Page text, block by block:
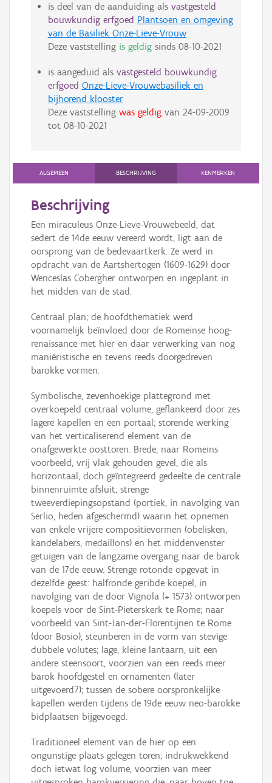
is deel van de aanduiding als vastgesteld
bouwkundig erfgoed Plantsoen en omgeving
van de Basiliek Onze-Lieve-Vrouw
Deze vaststelling is geldigsinds 08-10-2021
is aangeduid als vastgesteld bouwkundig
erfgoed Onze-Lieve-Vrouwebasiliek en
bijhorend klooster
Deze vaststelling was geldigvan 24-09-2009
tot 08-10-2021
ALGEMEEN BESCHRIJVING KENMERKEN
Beschrijving
Een miraculeus Onze-Lieve-Vrouwebeeld, dat
sedert de 14de eeuw vereerd wordt, ligt aan de
oorsprong van de bedevaartkerk. Ze werd in
opdracht van de Aartshertogen (1609-1629) door
Wenceslas Cobergher ontworpen en ingeplant in
het midden van de stad.
Centraal plan; de hoofdthematiek werd
voornamelijk beïnvloed door de Romeinse hoog-
renaissance met hier en daar verwerking van nog
maniëristische en tevens reeds doorgedreven
barokke vormen.
Symbolische, zevenhoekige plattegrond met
overkoepeld centraal volume, geflankeerd door zes
lagere kapellen en een portaal; storende werking
van het verticaliserend element van de
onafgewerkte oosttoren. Brede, naar Romeins
voorbeeld, vrij vlak gehouden gevel, die als
horizontaal, doch geïntegreerd gedeelte de centrale
binnenruimte afsluit; strenge
tweeverdiepingsopstand (portiek, in navolging van
Serlio, heden afgeschermd) waarin het opnemen
van enkele vrijere compositievormen (obelisken,
kandelabers, medaillons) en het middenvenster
getuigen van de langzame overgang naar de barok
van de 17de eeuw. Strenge rotonde opgevat in
dezelfde geest: halfronde geribde koepel, in
navolging van de door Vignola (+ 1573) ontworpen
koepels voor de Sint-Pieterskerk te Rome; naar
voorbeeld van Sint-Jan-der-Florentijnen te Rome
(door Bosio), steunberen in de vorm van stevige
dubbele volutes; lage, kleine lantaarn, uit een
andere steensoort, voorzien van een reeds meer
barok hoofdgestel en ornamenten (later
uitgevoerd?); tussen de sobere oorspronkelijke
kapellen werden tijdens de 19de eeuw neo-barokke
bidplaatsen bijgevoegd.
Traditioneel element van de hier op een
ongunstige plaats gelegen toren; indrukwekkend
doch ietwat log volume, voorzien van meer